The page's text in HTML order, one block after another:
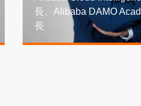
長、Alibaba DAMO
長